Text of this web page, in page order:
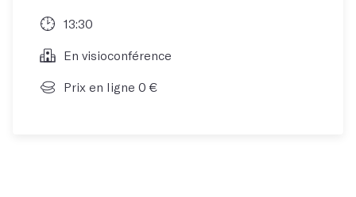
13:30
En visioconférence
Prix en ligne 0 €